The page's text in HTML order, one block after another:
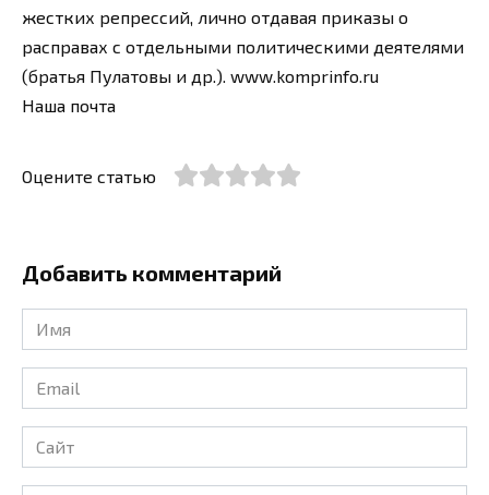
жестких репрессий, лично отдавая приказы о
расправах с отдельными политическими деятелями
(братья Пулатовы и др.). www.komprinfo.ru
Наша почта
Оцените статью
Добавить комментарий
Имя
*
Email
*
Сайт